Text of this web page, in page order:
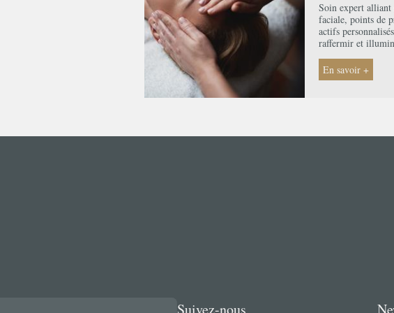
Adresse de facturation
Société
Soin expert alliant
faciale, points de
actifs
raffermir et
En savoir +
Suivez-nous